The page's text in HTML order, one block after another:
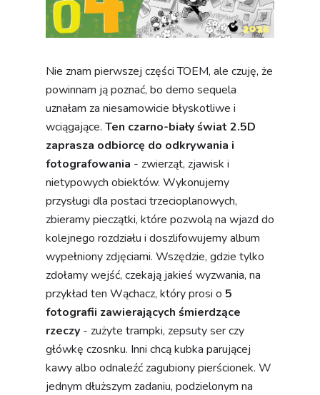
Nie znam pierwszej części TOEM, ale czuję, że
powinnam ją poznać, bo demo sequela
uznałam za niesamowicie błyskotliwe i
wciągające. Ten czarno-biały świat 2.5D
zaprasza odbiorcę do odkrywania i
fotografowania - zwierząt, zjawisk i
nietypowych obiektów. Wykonujemy
przysługi dla postaci trzecioplanowych,
zbieramy pieczątki, które pozwolą na wjazd do
kolejnego rozdziału i doszlifowujemy album
wypełniony zdjęciami. Wszędzie, gdzie tylko
zdołamy wejść, czekają jakieś wyzwania, na
przykład ten Wąchacz, który prosi o 5
fotografii zawierających śmierdzące
rzeczy - zużyte trampki, zepsuty ser czy
główkę czosnku. Inni chcą kubka parującej
kawy albo odnaleźć zagubiony pierścionek. W
jednym dłuższym zadaniu, podzielonym na